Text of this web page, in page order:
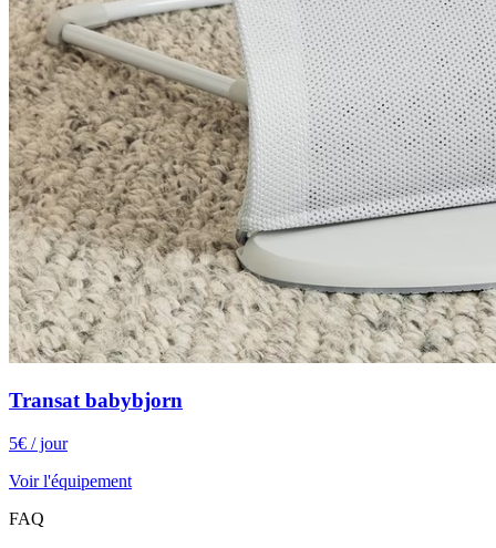
Transat babybjorn
5€ / jour
Voir l'équipement
FAQ